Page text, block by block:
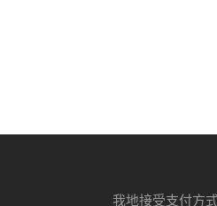
我地接受支付方